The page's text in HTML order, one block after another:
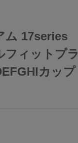
ム 17series
フィットプラ
カップ